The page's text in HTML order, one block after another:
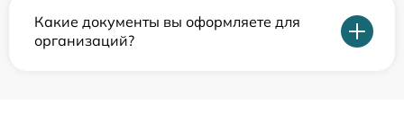
Какие документы вы оформляете для
организаций?